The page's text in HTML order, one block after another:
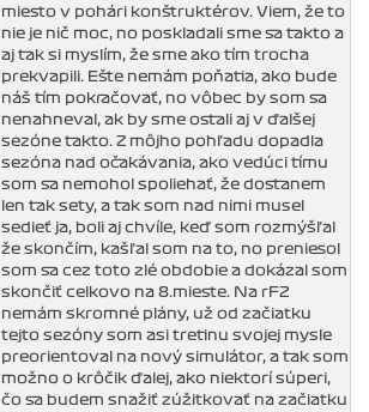
miesto v pohári konštruktérov. Viem, že to
nie je nič moc, no poskladali sme sa takto a
aj tak si myslím, že sme ako tím trocha
prekvapili. Ešte nemám poňatia, ako bude
náš tím pokračovať, no vôbec by som sa
nenahneval, ak by sme ostali aj v ďalšej
sezóne takto. Z môjho pohľadu dopadla
sezóna nad očakávania, ako vedúci tímu
som sa nemohol spoliehať, že dostanem
len tak sety, a tak som nad nimi musel
sedieť ja, boli aj chvíle, keď som rozmýšľal
že skončím, kašľal som na to, no preniesol
som sa cez toto zlé obdobie a dokázal som
skončiť celkovo na 8.mieste. Na rF2
nemám skromné plány, už od začiatku
tejto sezóny som asi tretinu svojej mysle
preorientoval na nový simulátor, a tak som
možno o krôčik ďalej, ako niektorí súperi,
čo sa budem snažiť zúžitkovať na začiatku